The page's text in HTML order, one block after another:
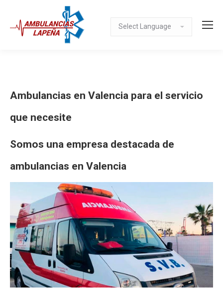
Ambulancias en Valencia para el servicio
que necesite
Somos una empresa destacada de
ambulancias en Valencia